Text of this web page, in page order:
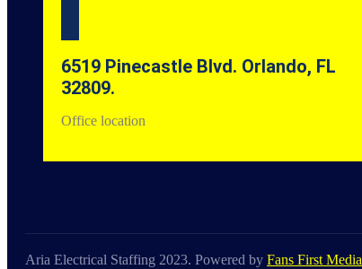
6519 Pinecastle Blvd. Orlando, FL
32809.
Office location
Aria Electrical Staffing 2023. Powered by Fans First Media